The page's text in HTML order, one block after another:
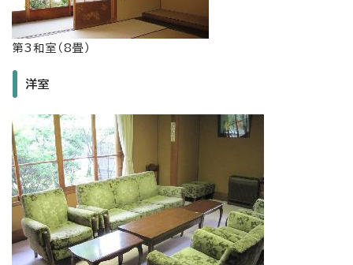
第3和室（8畳）
洋室